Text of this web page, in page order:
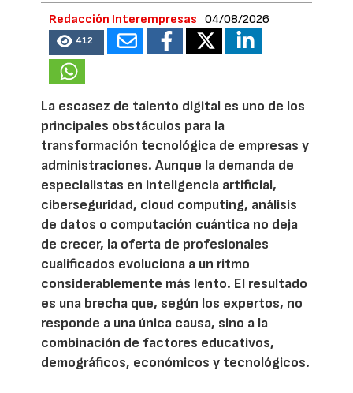
Redacción Interempresas 04/08/2026
412
La escasez de talento digital es uno de los
principales obstáculos para la
transformación tecnológica de empresas y
administraciones. Aunque la demanda de
especialistas en inteligencia artificial,
ciberseguridad, cloud computing, análisis
de datos o computación cuántica no deja
de crecer, la oferta de profesionales
cualificados evoluciona a un ritmo
considerablemente más lento. El resultado
es una brecha que, según los expertos, no
responde a una única causa, sino a la
combinación de factores educativos,
demográficos, económicos y tecnológicos.